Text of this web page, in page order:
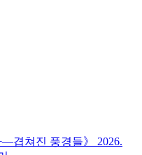
겹쳐진 풍경들》
2026.